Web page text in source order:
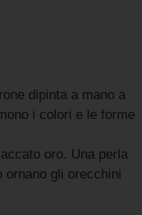
dipinta a mano a
i colori e le forme
oro. Una perla
ornano gli orecchini